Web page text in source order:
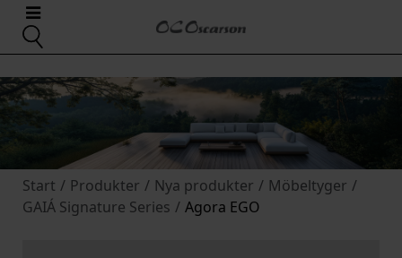
Start / Produkter / Nya produkter / Möbeltyger /
GAIÁ Signature Series / Agora EGO